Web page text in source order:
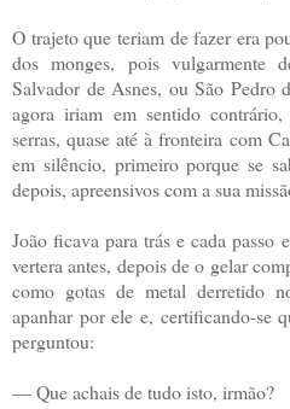
O trajeto que teriam de fazer era
dos monges, pois vulgarmente
Salvador de Asnes, ou São Pedro
agora iriam em sentido
serras, quase até à fronteira com
em silêncio, primeiro porque se
depois, apreensivos com a sua
João ficava para trás e cada
vertera antes, depois de o gelar
como gotas de metal derretido
apanhar por ele e, certificando-se
perguntou:
—Que achais de tudo isto, irmão?